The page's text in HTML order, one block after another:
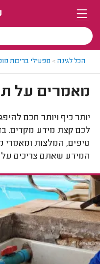
הכל לגינה > מפעילי בריכות
מאמרים על
יותר כיף ויותר חכם
לכם קצת מידע מקדים.
טיפים, המלצות ומאמרי
המידע שאתם צריכים על